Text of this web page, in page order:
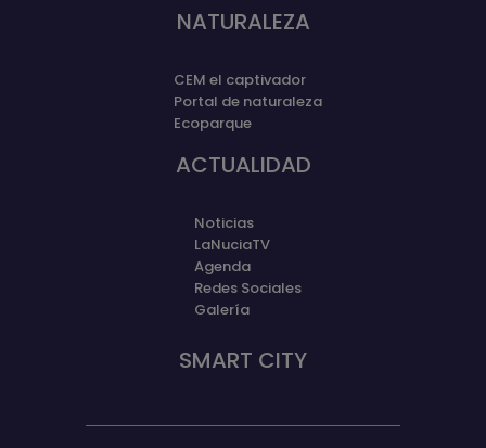
NATURALEZA
CEM el captivador
Portal de naturaleza
Ecoparque
ACTUALIDAD
Noticias
LaNuciaTV
Agenda
Redes Sociales
Galería
SMART CITY